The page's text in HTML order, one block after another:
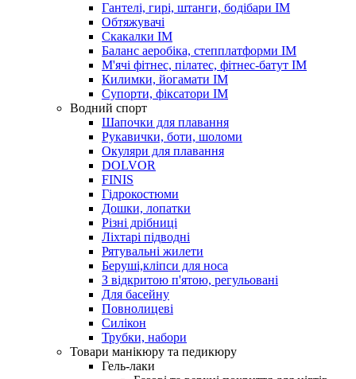
Гантелі, гирі, штанги, бодібари IM
Обтяжувачі
Скакалки IM
Баланс аеробіка, степплатформи IM
М'ячі фітнес, пілатес, фітнес-батут IM
Килимки, йогамати IM
Супорти, фіксатори IM
Водний спорт
Шапочки для плавання
Рукавички, боти, шоломи
Окуляри для плавання
DOLVOR
FINIS
Гідрокостюми
Дошки, лопатки
Різні дрібниці
Ліхтарі підводні
Рятувальні жилети
Беруші,кліпси для носа
З відкритою п'ятою, регульовані
Для басейну
Повнолицеві
Силікон
Трубки, набори
Товари манікюру та педикюру
Гель-лаки